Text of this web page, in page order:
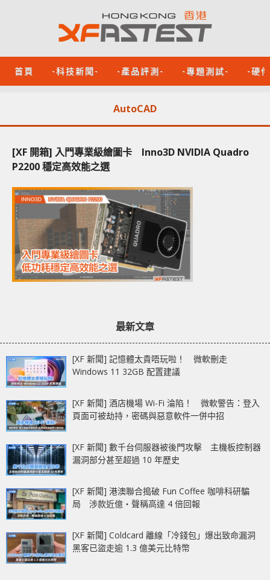
首頁 -科技新聞- -產品評測- -專題測試- -硬
AutoCAD
[XF 開箱] 入門專業級繪圖卡 Inno3D NVIDIA Quadro
P2200 穩定高效能之選
最新文章
[XF 新聞] 記憶體太貴唔玩啦！ 微軟刪走
Windows 11 32GB 配置建議
[XF 新聞] 酒店機場 Wi-Fi 淪陷！ 微軟警告：登入
頁面可被劫持，密碼與惡意軟件一併中招
[XF 新聞] 數千台伺服器被後門攻擊 主機板控制器
漏洞部分甚至超過 10 年歷史
[XF 新聞] 港澳聯合搗破 Fun Coffee 咖啡科研騙
局 涉款近億‧聲稱高達 4 倍回報
[XF 新聞] Coldcard 離線「冷錢包」爆出致命漏洞
黑客已盜走逾 1.3 億美元比特幣